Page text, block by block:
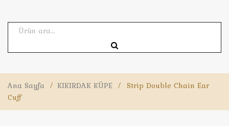
Ana Sayfa / KIKIRDAK KÜPE / Strip Double Chain Ear
Cuff